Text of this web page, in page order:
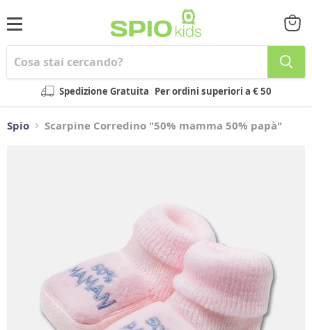
Menu
Spedizione Gratuita Per ordini superiori a € 50
il
Spio Scarpine Corredino "50% mamma 50% papà"